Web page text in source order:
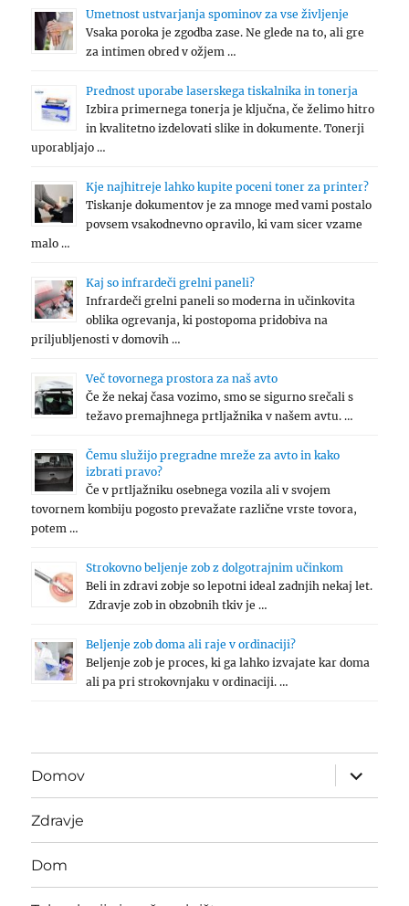
Umetnost ustvarjanja spominov za vse življenje
Vsaka poroka je zgodba zase. Ne glede na to, ali gre
za intimen obred v ožjem …
Prednost uporabe laserskega tiskalnika in tonerja
Izbira primernega tonerja je ključna, če želimo hitro
in kvalitetno izdelovati slike in dokumente. Tonerji
uporabljajo …
Kje najhitreje lahko kupite poceni toner za printer?
Tiskanje dokumentov je za mnoge med vami postalo
povsem vsakodnevno opravilo, ki vam sicer vzame
malo …
Kaj so infrardeči grelni paneli?
Infrardeči grelni paneli so moderna in učinkovita
oblika ogrevanja, ki postopoma pridobiva na
priljubljenosti v domovih …
Več tovornega prostora za naš avto
Če že nekaj časa vozimo, smo se sigurno srečali s
težavo premajhnega prtljažnika v našem avtu. …
Čemu služijo pregradne mreže za avto in kako
izbrati pravo?
Če v prtljažniku osebnega vozila ali v svojem
tovornem kombiju pogosto prevažate različne vrste tovora,
potem …
Strokovno beljenje zob z dolgotrajnim učinkom
Beli in zdravi zobje so lepotni ideal zadnjih nekaj let.
Zdravje zob in obzobnih tkiv je …
Beljenje zob doma ali raje v ordinaciji?
Beljenje zob je proces, ki ga lahko izvajate kar doma
ali pa pri strokovnjaku v ordinaciji. …
Domov
expand
child
menu
Zdravje
Dom